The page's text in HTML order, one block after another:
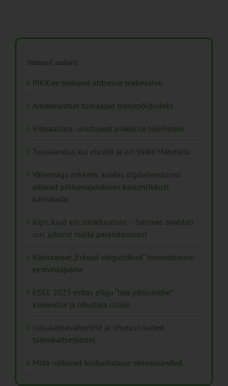
Viimased uudised
PIKK.ee teekond ühtsesse teabesalve
Ammendatud turbaalad marjapõldudeks
Virtuaaltara: unistusest praktilise tööriistani
Turuaiandus kui elustiil ja äri: Väike Mahetalu
Vähemaga rohkem: kuidas digilahendused
aitavad põllumajanduses kasumlikkust
kasvatada
Kips, kiud või struktuurlubi – Soomes avaldati
uus juhend mulla parandamisest
Käsiraamat „Erksad võrgustikud“ innovatsiooni
eestvedajatele
ESEE 2025 esitas pilgu “hea põllumehe”
kuvandile ja nõustaja rollile
Isikukaitsevahendid ja ohutusnõuded
taimekaitsetöödel
Mida näitavad toiduohutuse seirearuanded